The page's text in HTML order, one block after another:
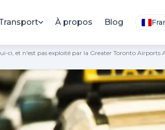
À propos Blog
ci, et n'est pas exploité par la Greater Toronto Airports